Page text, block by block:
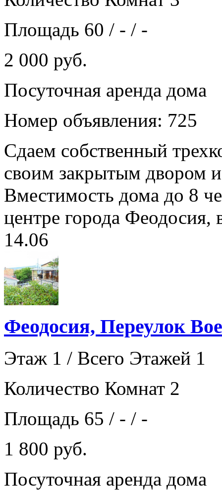
Площадь 60 / - / -
2 000 руб.
Посуточная аренда дома
Номер объявления: 725
Сдаем собственный
своим закрытым двором
Вместимость дома до 8
центре города Феодосия,
14.06
Феодосия, Переулок
Этаж 1 / Всего Этажей 1
Количество Комнат 2
Площадь 65 / - / -
1 800 руб.
Посуточная аренда дома